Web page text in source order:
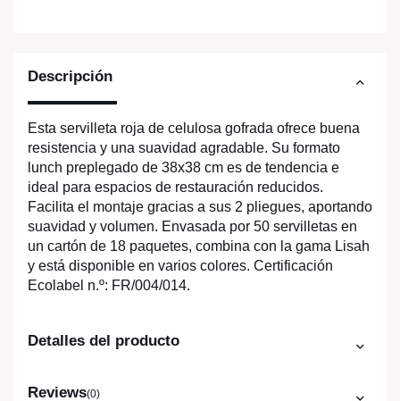
Descripción
Esta servilleta roja de celulosa gofrada ofrece buena
resistencia y una suavidad agradable. Su formato
lunch preplegado de 38x38 cm es de tendencia e
ideal para espacios de restauración reducidos.
Facilita el montaje gracias a sus 2 pliegues, aportando
suavidad y volumen. Envasada por 50 servilletas en
un cartón de 18 paquetes, combina con la gama Lisah
y está disponible en varios colores. Certificación
Ecolabel n.º: FR/004/014.
Detalles del producto
Reviews(0)